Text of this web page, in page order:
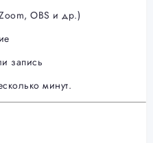
OBS и др.)
запись
минут.